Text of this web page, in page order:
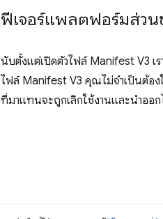
ฟีเจอร์แพลตฟอร์มส่วน
นับตั้งแต่เปิดตัวไฟล์ Manifest V3 เร
ไฟล์ Manifest V3 คุณไม่จำเป็นต้อง
ที่มาแทนจะถูกเลิกใช้งานและนำออ